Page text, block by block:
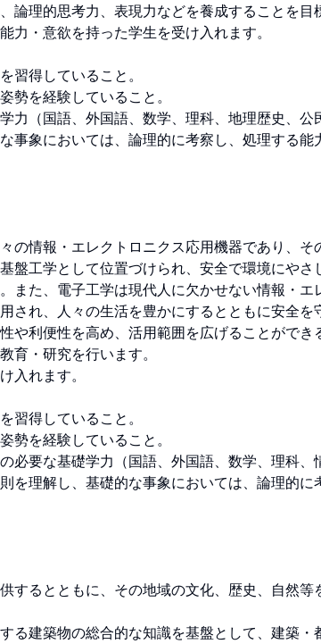
論理的思考力、表現力などを養成することを目
力・意欲を持った学生を受け入れます。
習得していること。
勢を経験していること。
力（国語、外国語、数学、理科、地理歴史、公
事象においては、論理的に考察し、処理する能
の情報・エレクトロニクス応用機器であり、そ
盤工学として位置づけられ、安全で環境にやさ
また、電子工学は現代人に欠かせない情報・エ
され、人々の生活を豊かにするとともに安全を
や利便性を高め、活用範囲を広げることができ
育・研究を行います。
入れます。
習得していること。
勢を経験していること。
必要な基礎学力（国語、外国語、数学、理科、
を理解し、基礎的な事象においては、論理的に
するとともに、その地域の文化、歴史、自然等
る建築物の総合的な知識を基盤として、建築・